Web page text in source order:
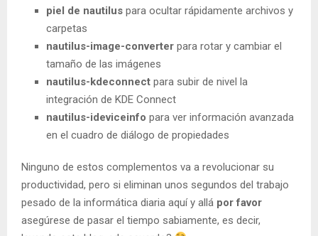
piel de nautilus para ocultar rápidamente archivos y
carpetas
nautilus-image-converter para rotar y cambiar el
tamaño de las imágenes
nautilus-kdeconnect para subir de nivel la
integración de KDE Connect
nautilus-ideviceinfo para ver información avanzada
en el cuadro de diálogo de propiedades
Ninguno de estos complementos va a revolucionar su
productividad, pero si eliminan unos segundos del trabajo
pesado de la informática diaria aquí y allá por favor
asegúrese de pasar el tiempo sabiamente, es decir,